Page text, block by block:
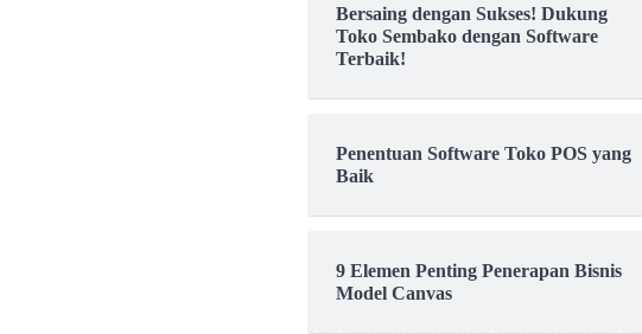
Bersaing dengan Sukses! Dukung
Toko Sembako dengan Software
Terbaik!
Penentuan Software Toko POS yang
Baik
9 Elemen Penting Penerapan Bisnis
Model Canvas